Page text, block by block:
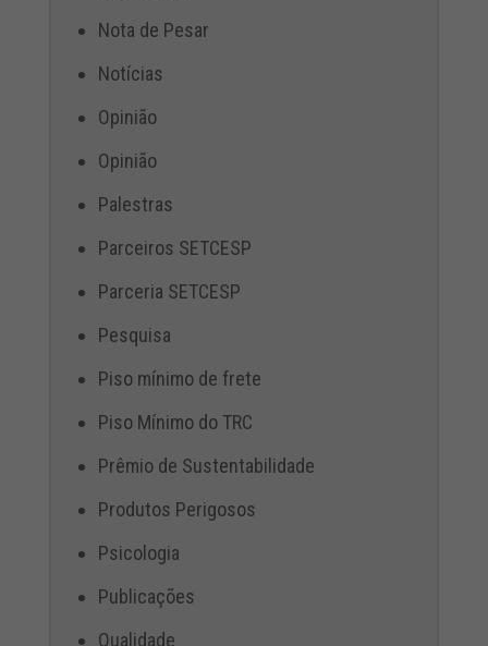
Nota de Pesar
Notícias
Opinião
Opinião
Palestras
Parceiros SETCESP
Parceria SETCESP
Pesquisa
Piso mínimo de frete
Piso Mínimo do TRC
Prêmio de Sustentabilidade
Produtos Perigosos
Psicologia
Publicações
Qualidade